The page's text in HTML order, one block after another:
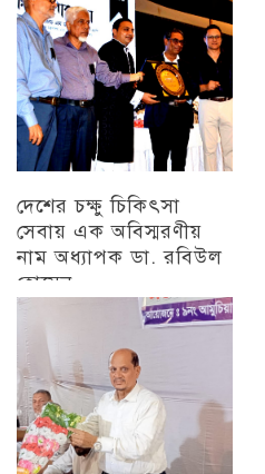
চট্টগ্রাম
দেশের চক্ষু চিকিৎসা
সেবায় এক অবিস্মরণীয়
নাম অধ্যাপক ডা. রবিউল
হোসেন